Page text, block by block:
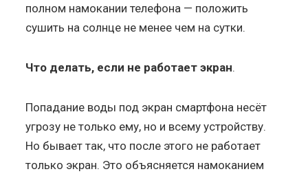
полном намокании телефона — положить
сушить на солнце не менее чем на сутки.
Что делать, если не работает экран.
Попадание воды под экран смартфона несёт
угрозу не только ему, но и всему устройству.
Но бывает так, что после этого не работает
только экран. Это объясняется намоканием